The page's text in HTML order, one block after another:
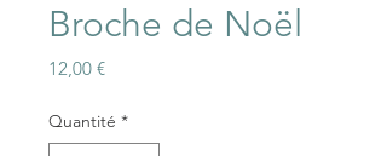
Broche de Noël
12,00 €Prix
Quantité *